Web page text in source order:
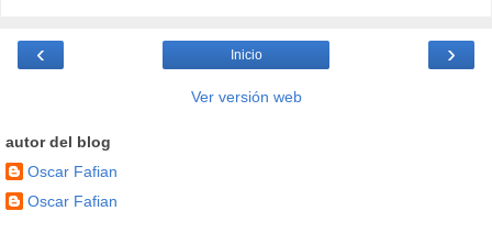
‹ ›
Inicio
Ver versión web
autor del blog
Oscar Fafian
Oscar Fafian